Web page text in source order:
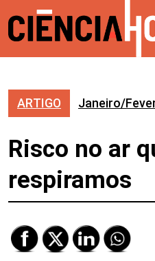
ARTIGO Janeiro/
Risco no ar
respiramos